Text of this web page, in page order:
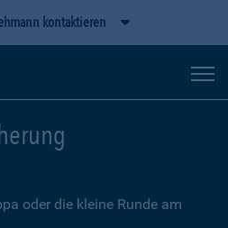
kontaktieren
oder die kleine Runde am